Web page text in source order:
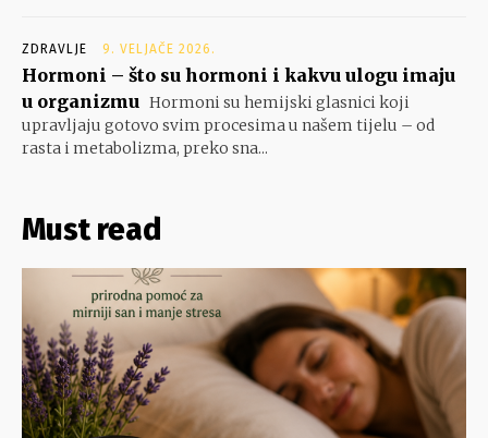
ZDRAVLJE 9. VELJAČE 2026.
Hormoni – što su hormoni i kakvu ulogu imaju
u organizmu Hormoni su hemijski glasnici koji
upravljaju gotovo svim procesima u našem tijelu – od
rasta i metabolizma, preko sna...
Must read